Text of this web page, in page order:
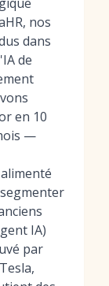
nos
dans
de
en 10
—
IA)
par